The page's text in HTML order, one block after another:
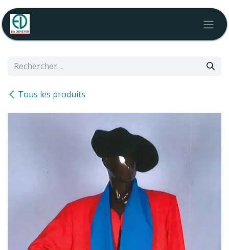
Se rendre au contenu
Tous les produits